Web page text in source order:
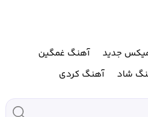
جدید
آهنگ غمگین
شاد آهنگ کردی